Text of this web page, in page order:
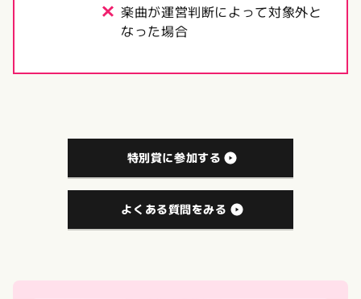
楽曲が運営判断によって対象外と
なった場合
特別賞に参加する
よくある質問をみる